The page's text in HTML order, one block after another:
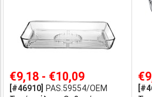
€9,18 - €10,09
[#46910]
PAS.59554/OEM